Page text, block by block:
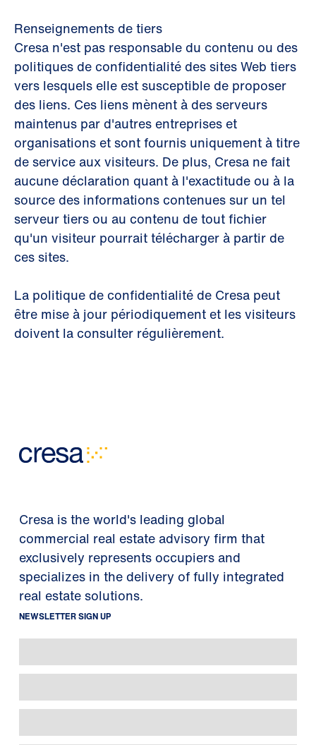
Renseignements de tiers
Cresa n'est pas responsable du contenu ou des
politiques de confidentialité des sites Web tiers
vers lesquels elle est susceptible de proposer
des liens. Ces liens mènent à des serveurs
maintenus par d'autres entreprises et
organisations et sont fournis uniquement à titre
de service aux visiteurs. De plus, Cresa ne fait
aucune déclaration quant à l'exactitude ou à la
source des informations contenues sur un tel
serveur tiers ou au contenu de tout fichier
qu'un visiteur pourrait télécharger à partir de
ces sites.
La politique de confidentialité de Cresa peut
être mise à jour périodiquement et les visiteurs
doivent la consulter régulièrement.
Cresa is the world's leading global
commercial real estate advisory firm that
exclusively represents occupiers and
specializes in the delivery of fully integrated
real estate solutions.
NEWSLETTER SIGN UP